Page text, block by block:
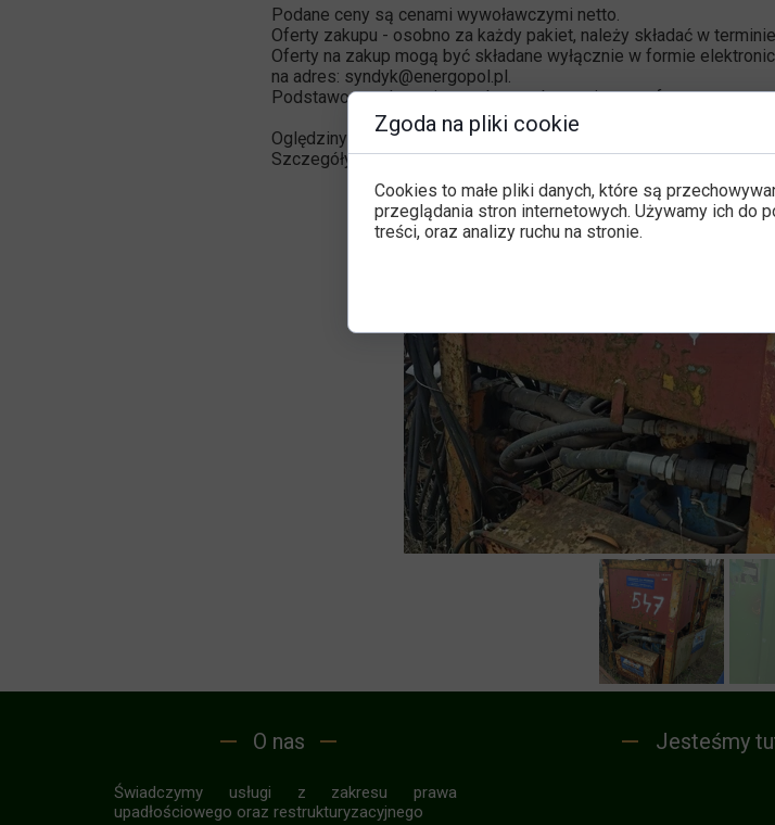
Jesteśmy
Świadczymy usługi z zakresu prawa
upadłościowego oraz restrukturyzacyjnego
O nas
Podane ceny są cenami wywoławczymi netto.
Oferty zakupu - osobno za każdy pakiet, należy składać w
Oferty na zakup mogą być składane wyłącznie w formie
na adres: syndyk@energopol.pl.
Podstawowym kryterium wyboru nabywcy jest zaoferowana cena.
Oględziny możliwe wyłącznie po wcześniejszym ustaleniu terminu.
Szczegóły dotyczące oferty można uzyskać pod numerem 601
Zgoda na pliki cookie
Cookies to małe pliki danych, które są
przeglądania stron internetowych. Używamy ich do
treści, oraz analizy ruchu na stronie.